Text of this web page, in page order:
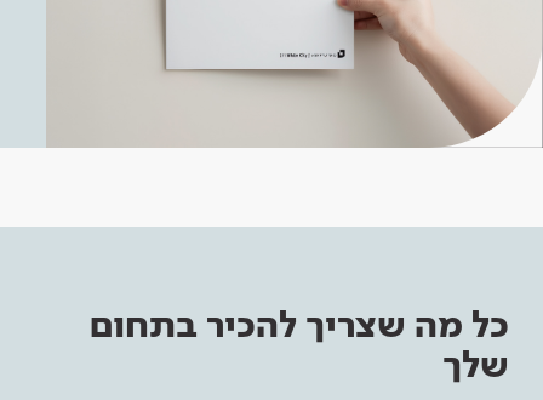
כל מה שצריך להכיר בתחום
שלך